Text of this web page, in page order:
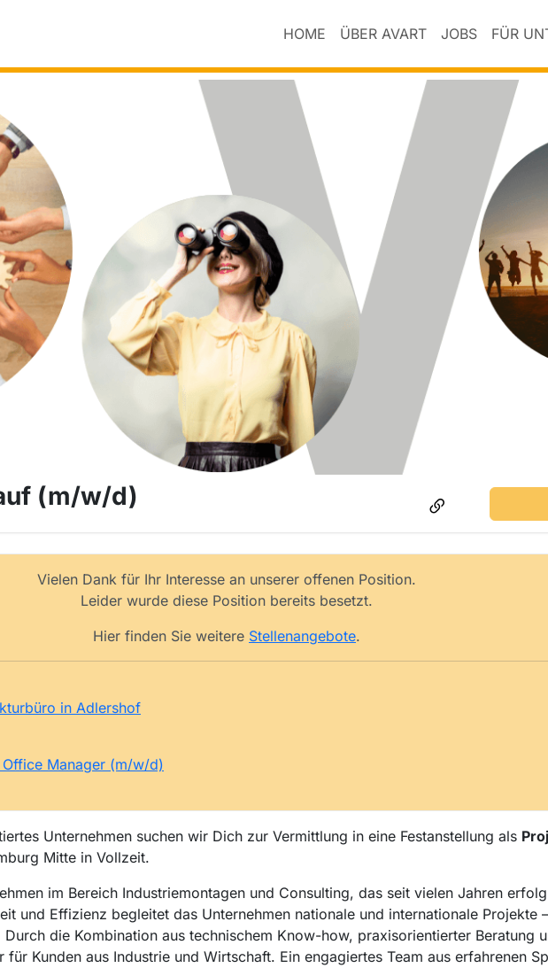
HOME ÜBER AVART JOBS FÜR
(m/w/d)
Vielen Dank für Ihr Interesse an unserer offenen Position.
Leider wurde diese Position bereits besetzt.
Hier finden Sie weitere Stellenangebote.
in Adlershof
Manager (m/w/d)
Unternehmen suchen wir Dich zur Vermittlung in eine Festanstellung als
Mitte in Vollzeit.
im Bereich Industriemontagen und Consulting, das seit vielen Jahren
und Effizienz begleitet das Unternehmen nationale und internationale Projekte
die Kombination aus technischem Know-how, praxisorientierter Beratung
Kunden aus Industrie und Wirtschaft. Ein engagiertes Team aus erfahrenen